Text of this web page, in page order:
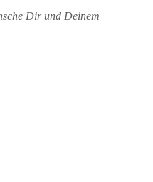
Dir und Deinem